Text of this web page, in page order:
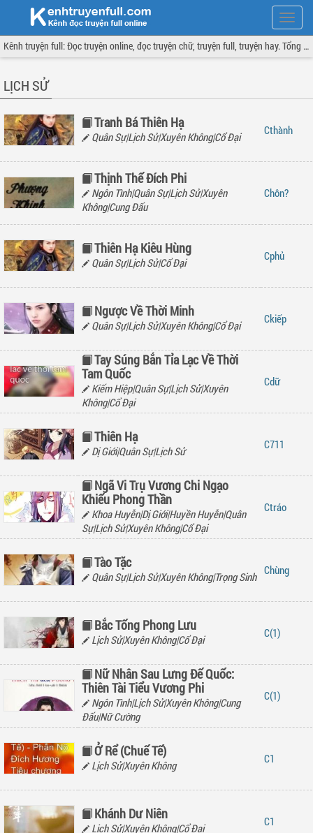
Hiện
menu
Kênh truyện full: Đọc truyện online, đọc truyện chữ, truyện full, truyện hay. Tổng hợp đầy đủ và cập nhật liên tục.
LỊCH SỬ
Tranh Bá Thiên Hạ
Quân Sự|Lịch Sử|Xuyên Không|Cổ Đại thành
Thịnh Thế Đích Phi
Ngôn Tình|Quân Sự|Lịch Sử|Xuyên
Không|Cung Đấu
hôn?
Thiên Hạ Kiêu Hùng
Quân Sự|Lịch Sử|Cổ Đại phủ
Ngược Về Thời Minh
Quân Sự|Lịch Sử|Xuyên Không|Cổ Đại kiếp
Tay Súng Bắn Tỉa Lạc Về Thời
Tam Quốc
Kiếm Hiệp|Quân Sự|Lịch Sử|Xuyên
Không|Cổ Đại
dữ
Thiên Hạ
Dị Giới|Quân Sự|Lịch Sử 711
Ngã Vi Trụ Vương Chi Ngạo
Khiếu Phong Thần
Khoa Huyễn|Dị Giới|Huyền Huyễn|Quân
Sự|Lịch Sử|Xuyên Không|Cổ Đại
tráo
Tào Tặc
Quân Sự|Lịch Sử|Xuyên Không|Trọng Sinh hùng
Bắc Tống Phong Lưu
Lịch Sử|Xuyên Không|Cổ Đại (1)
Nữ Nhân Sau Lưng Đế Quốc:
Thiên Tài Tiểu Vương Phi
Ngôn Tình|Lịch Sử|Xuyên Không|Cung
Đấu|Nữ Cường
(1)
Ở Rể (Chuế Tế)
Lịch Sử|Xuyên Không 1
Khánh Dư Niên
Lịch Sử|Xuyên Không|Cổ Đại 1